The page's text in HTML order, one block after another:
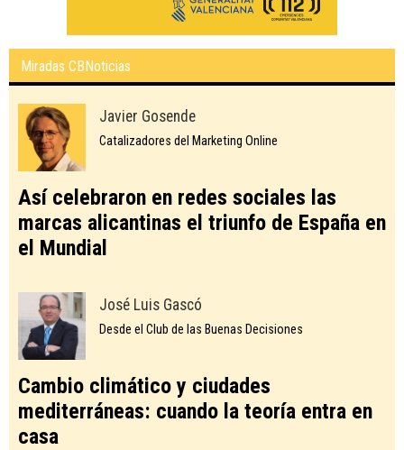
Miradas CBNoticias
Javier Gosende
Catalizadores del Marketing Online
Así celebraron en redes sociales las
marcas alicantinas el triunfo de España en
el Mundial
José Luis Gascó
Desde el Club de las Buenas Decisiones
Cambio climático y ciudades
mediterráneas: cuando la teoría entra en
casa